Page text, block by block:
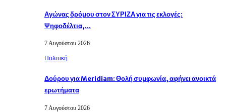
Αγώνας δρόμου στον ΣΥΡΙΖΑ για τις εκλογές:
Ψηφοδέλτια,…
7 Αυγούστου 2026
Πολιτική
Δούρου για Meridiam: Θολή συμφωνία, αφήνει ανοικτά
ερωτήματα
7 Αυγούστου 2026